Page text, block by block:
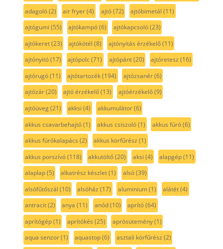
adagoló(2) air fryer(4) ajtó(72) ajtóbimetál (11)
ajtógumi (55) ajtókampó(6) ajtókapcsoló(23)
ajtókeret(23) ajtókötél (8) ajtónyitás érzékelő(11)
ajtónyitó(17) ajtópolc(71) ajtópánt(20) ajtóretesz (16)
ajtórugó(11) ajtótartozék(194) ajtózsanér(6)
ajtózár(20) ajtó érzékelő(13) ajtóérzékelő(9)
ajtóüveg(21) akksi (4) akkumulátor(6)
akkus csavarbehajtó(1) akkus csiszoló(1) akkus fúró(6)
akkus fúrókalapács (2) akkus körfűrész (1)
akkus porszívó(118) akkutöltő(20) aksi (4) alapgép(11)
alaplap(5) alkatrész készlet(1) alsó(39)
alsófűtőszál (10) alsóház (17) aluminium(1) alátét(4)
antracit(2) anya (11) anód(10) aprító(64)
aprítógép(1) aprítókés (25) aprósütemény(1)
aqua senzor(1) aquastop(6) asztali körfűrész (2)